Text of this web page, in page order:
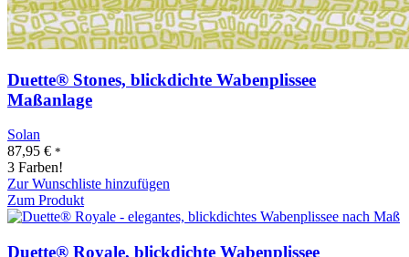
Duette® Stones, blickdichte Wabenplissee
Maßanlage
Solan
87,95 € *
3 Farben!
Zur Wunschliste hinzufügen
Zum Produkt
Duette® Royale, blickdichte Wabenplissee